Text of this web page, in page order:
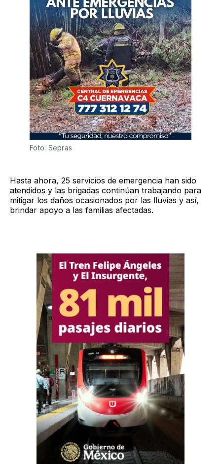
Foto: Sepras
Hasta ahora, 25 servicios de emergencia han sido
atendidos y las brigadas continúan trabajando para
mitigar los daños ocasionados por las lluvias y así,
brindar apoyo a las familias afectadas.